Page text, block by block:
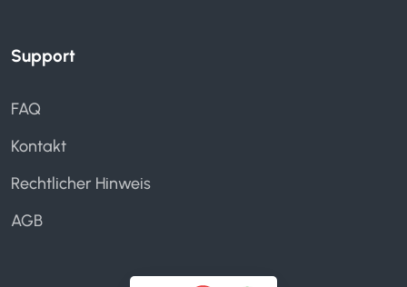
Support
FAQ
Kontakt
Rechtlicher Hinweis
AGB